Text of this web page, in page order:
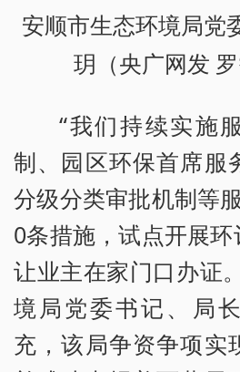
安顺市生态环境局党
玥（央广网发 罗
“我们持续实施
制、园区环保首席服
分级分类审批机制等
0条措施，试点开展环
让业主在家门口办证
境局党委书记、局
充，该局争资争项实